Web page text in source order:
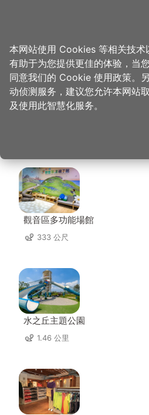
首页 > 想去的地方 > 住宿 > 黄金海岸
黄金海岸商
星) 周边景点
觀音區多功能場館
333 公尺
水之丘主題公園
1.46 公里
本网站使用 Cookies 等相关技术
有助于为您提供更佳的体验，当
同意我们的 Cookie 使用政策。
动侦测服务，建议您允许本网站
及使用此智慧化服务。